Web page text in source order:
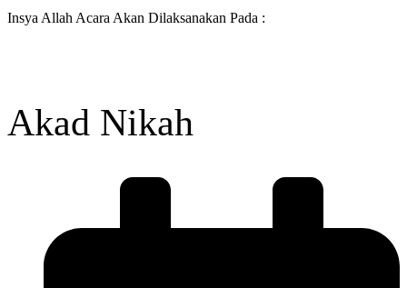
Insya Allah Acara Akan Dilaksanakan Pada :
Akad Nikah